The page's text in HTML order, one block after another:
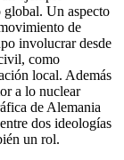
global. Un aspecto
de
involucrar desde
como
local. Además
a lo nuclear
de Alemania
dos ideologías
un rol.